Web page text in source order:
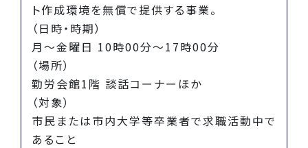
ト作成環境を無償で提供する事業。
（日時・時期）
月～金曜日 10時00分～17時00分
（場所）
勤労会館1階 談話コーナーほか
（対象）
市民または市内大学等卒業者で求職活動中で
あること